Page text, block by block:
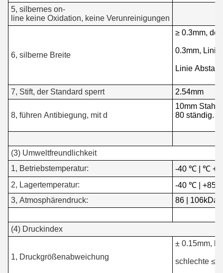
5, silbernes on-
line keine Oxidation, keine Verunreinigungen
6, silberne Breite
≥ 0.3mm,
0.3mm, Linie
Linie
7, Stift, der Standard sperrt 2.54mm
8, führen Antibiegung, mit d
10mm
80 ständig.
(3) Umweltfreundlichkeit
1, Betriebstemperatur:
-40 ℃ | ℃
2, Lagertemperatur:
-40 ℃ | +85
3, Atmosphärendruck:
86 | 106kDa
(4) Druckindex
1, Druckgrößenabweichung
± 0.15mm,
schlechte ≤